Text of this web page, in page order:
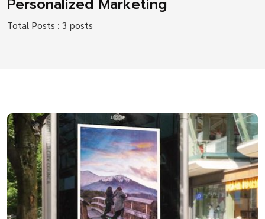
Personalized Marketing
Total Posts : 3 posts